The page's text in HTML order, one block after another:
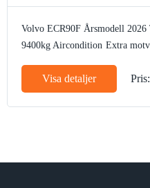
Volvo ECR90F Årsmodell 2026
9400kg Aircondition Extra
Visa detaljer